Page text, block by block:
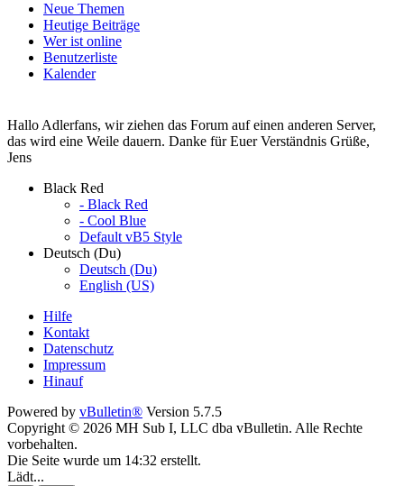
Neue Themen
Heutige Beiträge
Wer ist online
Benutzerliste
Kalender
Hallo Adlerfans, wir ziehen das Forum auf einen anderen Server,
das wird eine Weile dauern. Danke für Euer Verständnis Grüße,
Jens
Black Red
- Black Red
- Cool Blue
Default vB5 Style
Deutsch (Du)
Deutsch (Du)
English (US)
Hilfe
Kontakt
Datenschutz
Impressum
Hinauf
Powered by vBulletin® Version 5.7.5
Copyright © 2026 MH Sub I, LLC dba vBulletin. Alle Rechte
vorbehalten.
Die Seite wurde um 14:32 erstellt.
Lädt...